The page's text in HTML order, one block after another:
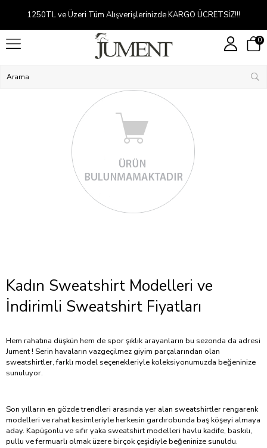
1250TL ve Üzeri Tüm Alışverişlerinizde KARGO ÜCRETSİZ!!!
0
Kadın Sweatshirt Modelleri ve
İndirimli Sweatshirt Fiyatları
Hem rahatına düşkün hem de spor şıklık arayanların bu sezonda da adresi
Jument ! Serin havaların vazgeçilmez giyim parçalarından olan
sweatshirtler, farklı model seçenekleriyle koleksiyonumuzda beğeninize
sunuluyor.
Son yılların en gözde trendleri arasında yer alan sweatshirtler rengarenk
modelleri ve rahat kesimleriyle herkesin gardırobunda baş köşeyi almaya
aday. Kapüşonlu ve sıfır yaka sweatshirt modelleri havlu kadife, baskılı,
pullu ve fermuarlı olmak üzere birçok çeşidiyle beğeninize sunuldu.